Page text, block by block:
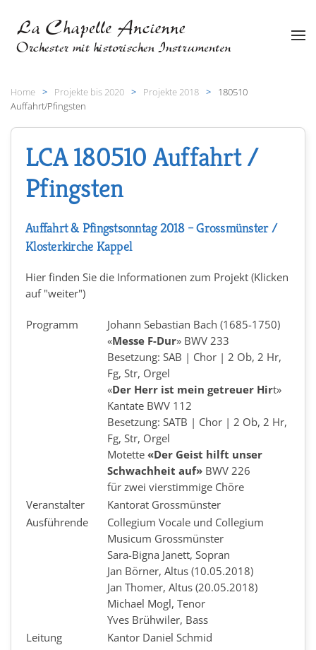
Zum Hauptinhalt springen
Home Projekte bis 2020 Projekte 2018
180510
Auffahrt/Pfingsten
LCA 180510 Auffahrt /
Pfingsten
Auffahrt & Pfingstsonntag 2018 – Grossmünster /
Klosterkirche Kappel
Hier finden Sie die Informationen zum Projekt (Klicken
auf "weiter")
Programm
Johann Sebastian Bach (1685-1750)
«Messe F-Dur» BWV 233
Besetzung: SAB | Chor | 2 Ob, 2 Hr,
Fg, Str, Orgel
«Der Herr ist mein getreuer Hirt»
Kantate BWV 112
Besetzung: SATB | Chor | 2 Ob, 2 Hr,
Fg, Str, Orgel
Motette «Der Geist hilft unser
Schwachheit auf» BWV 226
für zwei vierstimmige Chöre
Veranstalter
Kantorat Grossmünster
Ausführende
Collegium Vocale und Collegium
Musicum Grossmünster
Sara-Bigna Janett, Sopran
Jan Börner, Altus (10.05.2018)
Jan Thomer, Altus (20.05.2018)
Michael Mogl, Tenor
Yves Brühwiler, Bass
Leitung
Kantor Daniel Schmid